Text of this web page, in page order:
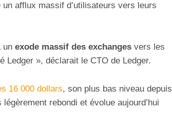
afflux massif d’utilisateurs vers leurs
un exode massif des exchanges vers les
Ledger », déclarait le CTO de Ledger.
16 000 dollars, son plus bas niveau depuis
rebondi et évolue aujourd’hui